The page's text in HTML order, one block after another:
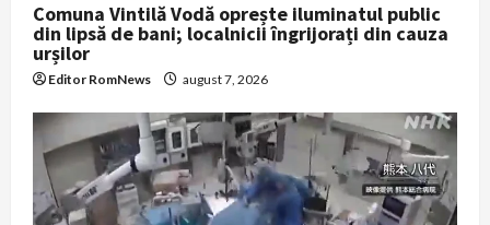
Comuna Vintilă Vodă oprește iluminatul public
din lipsă de bani; localnicii îngrijorați din cauza
urșilor
Editor RomNews august 7, 2026